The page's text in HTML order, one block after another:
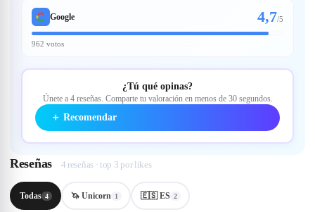
Google 4,7/5
962 votos
¿Tú qué opinas?
Únete a 4 reseñas. Comparte tu valoración en menos de 30 segundos.
＋ Recomendar
Reseñas 4 reseñas · top 3 por likes
Todas 4 🦄 Unicorn 1 🇪🇸 ES 2